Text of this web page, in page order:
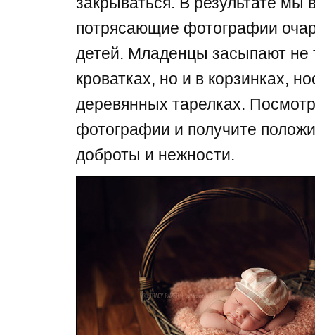
потрясающие фотографии
детей. Младенцы засыпают не
кроватках, но и в корзинках,
деревянных тарелках.
фотографии и получите
доброты и нежности.